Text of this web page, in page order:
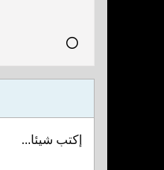
إكتب شيئا...